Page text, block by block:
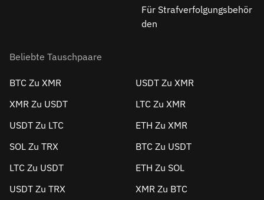
Für Strafverfolgungsbehör
den
Beliebte Tauschpaare
BTC Zu XMR
USDT Zu XMR
XMR Zu USDT
LTC Zu XMR
USDT Zu LTC
ETH Zu XMR
SOL Zu TRX
BTC Zu USDT
LTC Zu USDT
ETH Zu SOL
USDT Zu TRX
XMR Zu BTC